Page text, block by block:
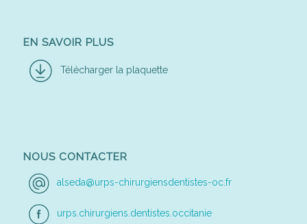
EN SAVOIR PLUS
Télécharger la plaquette
NOUS CONTACTER
alseda@urps-chirurgiensdentistes-oc.fr
urps.chirurgiens.dentistes.occitanie